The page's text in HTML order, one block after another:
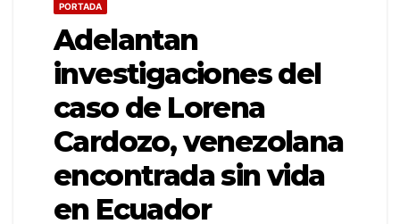
PORTADA
Adelantan
investigaciones del
caso de Lorena
Cardozo, venezolana
encontrada sin vida
en Ecuador